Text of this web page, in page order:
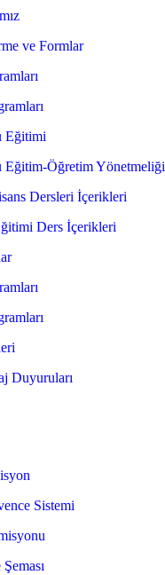
ve Formlar
Eğitimi
Eğitim-Öğretim Yönetmeliği
Dersleri İçerikleri
Ders İçerikleri
Duyuruları
Sistemi